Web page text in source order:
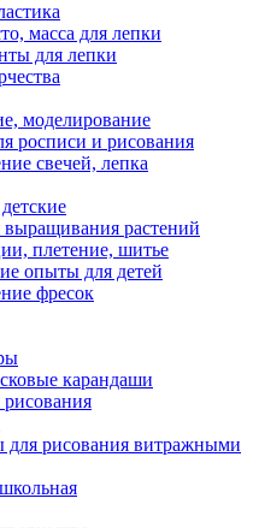
масса для лепки
для лепки
моделирование
росписи и рисования
свечей, лепка
растений
плетение, шитье
опыты для детей
фресок
карандаши
для рисования витражными